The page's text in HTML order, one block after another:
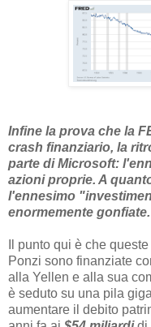
Infine la prova che la
crash finanziario, la
parte di Microsoft:
azioni proprie. A
l'ennesimo
enormemente gonfiate.
Il punto qui è che
Ponzi sono finanziate
alla Yellen e alla sua
è seduto su una pila
aumentare il debito